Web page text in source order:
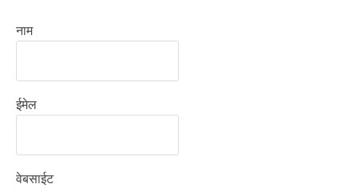
नाम
ईमेल
वेबसाईट